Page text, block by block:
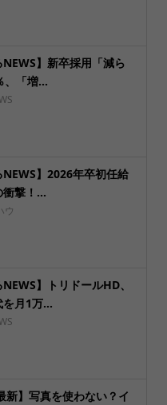
NEWS】新卒採用「減ら
、「増...
NEWS】2026年卒初任給
撃！...
ウ
NEWS】トリドールHD、
月1万...
新】写真を使わない？イ